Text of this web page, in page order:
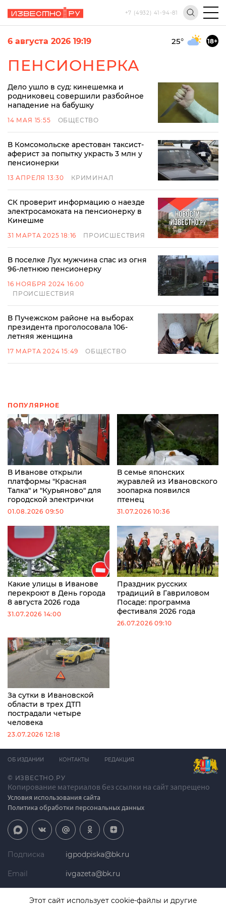
+7 (4932) 41-94-81
6 августа 2026 19:19 25° 18+
ПЕНСИОНЕРКА
Дело ушло в суд: кинешемка и
родниковец совершили разбойное
нападение на бабушку
14 МАЯ 15:55 ОБЩЕСТВО
В Комсомольске арестован таксист-
аферист за попытку украсть 3 млн у
пенсионерки
13 АПРЕЛЯ 13:30 КРИМИНАЛ
СК проверит информацию о наезде
электросамоката на пенсионерку в
Кинешме
31 МАРТА 2025 18:16 ПРОИСШЕСТВИЯ
В поселке Лух мужчина спас из огня
96-летнюю пенсионерку
16 НОЯБРЯ 2024 16:00
ПРОИСШЕСТВИЯ
В Пучежском районе на выборах
президента проголосовала 106-
летняя женщина
17 МАРТА 2024 15:49 ОБЩЕСТВО
ПОПУЛЯРНОЕ
В Иванове открыли
платформы "Красная
Талка" и "Курьяново" для
городской электрички
01.08.2026 09:50
В семье японских
журавлей из Ивановского
зоопарка появился
птенец
31.07.2026 10:36
Какие улицы в Иванове
перекроют в День города
8 августа 2026 года
31.07.2026 14:00
Праздник русских
традиций в Гавриловом
Посаде: программа
фестиваля 2026 года
26.07.2026 09:10
За сутки в Ивановской
области в трех ДТП
пострадали четыре
человека
23.07.2026 12:18
© ИЗВЕСТНО.РУ
Копирование материалов без ссылки на сайт запрещено
Условия использования сайта
Политика обработки персональных данных
ОБ ИЗДАНИИ КОНТАКТЫ РЕДАКЦИЯ
Подписка igpodpiska@bk.ru
Email ivgazeta@bk.ru
Этот сайт использует cookie-файлы и другие